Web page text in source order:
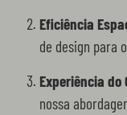
Eficiência
de design para
Experiência do
nossa